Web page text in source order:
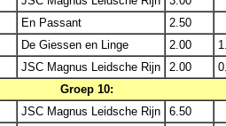
En Passant
2.50
De Giessen en Linge 2.00
JSC Magnus Leidsche Rijn 2.00
Groep 10:
JSC Magnus Leidsche Rijn
6.50